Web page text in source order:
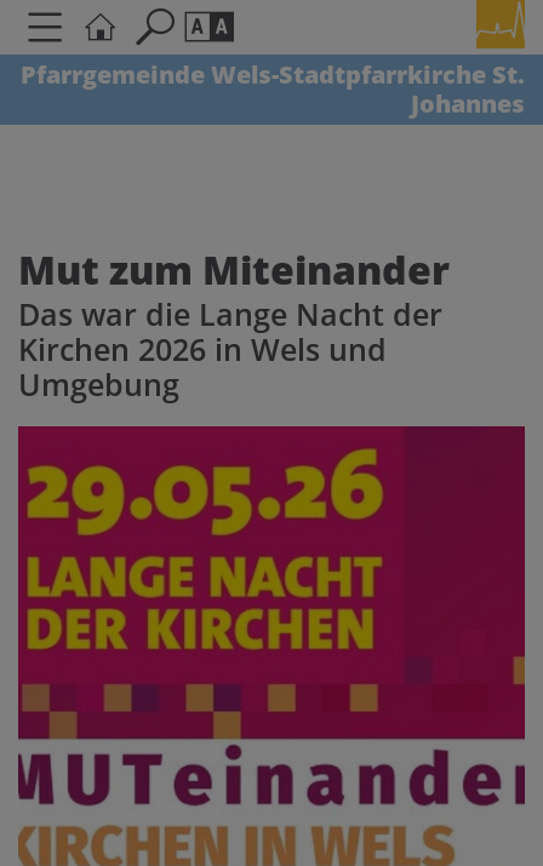
Pfarrgemeinde Wels-Stadtpfarrkirche St.
Johannes
A AA
Kontrasteinstellungen
A A A
Mut zum Miteinander
Das war die Lange Nacht der
Kirchen 2026 in Wels und
Umgebung